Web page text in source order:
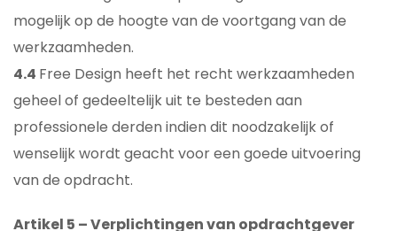
mogelijk op de hoogte van de voortgang van de
werkzaamheden.
4.4 Free Design heeft het recht werkzaamheden
geheel of gedeeltelijk uit te besteden aan
professionele derden indien dit noodzakelijk of
wenselijk wordt geacht voor een goede uitvoering
van de opdracht.
Artikel 5 – Verplichtingen van opdrachtgever